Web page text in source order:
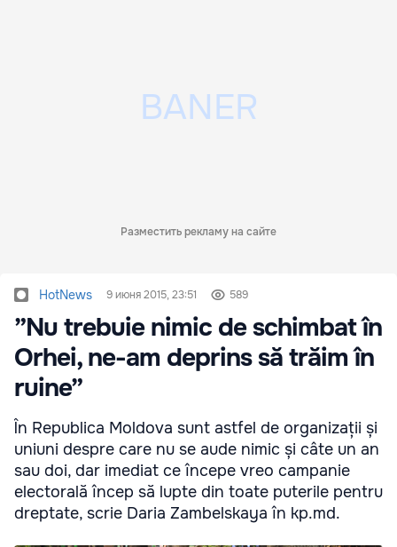
Разместить рекламу на сайте
HotNews 9 июня 2015, 23:51 589
”Nu trebuie nimic de schimbat în
Orhei, ne-am deprins să trăim în
ruine”
În Republica Moldova sunt astfel de organizații și
uniuni despre care nu se aude nimic și câte un an
sau doi, dar imediat ce începe vreo campanie
electorală încep să lupte din toate puterile pentru
dreptate, scrie Daria Zambelskaya în kp.md.